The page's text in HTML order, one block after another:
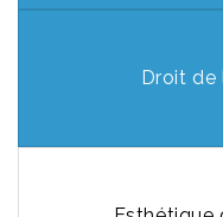
Droit de